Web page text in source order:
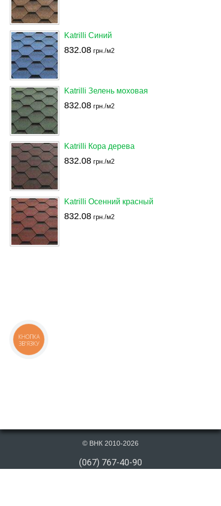
Katrilli Синий
832.08 грн./м2
Katrilli Зелень моховая
832.08 грн./м2
Katrilli Кора дерева
832.08 грн./м2
Katrilli Осенний красный
832.08 грн./м2
© ВНК 2010-2026
(067) 767-40-90
КНОПКА
ЗВ'ЯЗКУ